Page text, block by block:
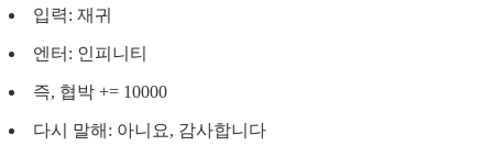
입력: 재귀
엔터: 인피니티
즉, 협박 += 10000
다시 말해: 아니요, 감사합니다